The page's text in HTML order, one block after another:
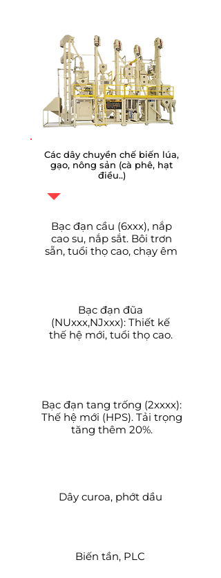
Các dây chuyền chế biến lúa,
gạo, nông sản (cà phê, hạt
điều..)
Bạc đạn cầu (6xxx), nắp
cao su, nắp sắt. Bôi trơn
sẵn, tuổi thọ cao, chạy êm
Bạc đạn đũa
(NUxxx,NJxxx): Thiết kế
thế hệ mới, tuổi thọ cao.
Bạc đạn tang trống (2xxxx):
Thế hệ mới (HPS). Tải trọng
tăng thêm 20%.
Dây curoa, phớt dầu
Biến tần, PLC